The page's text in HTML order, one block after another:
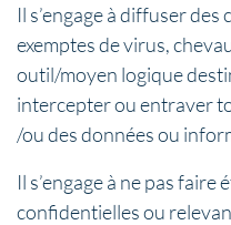
Il s’engage à diffuser
exemptes de virus,
outil/moyen logique
intercepter ou entraver
/ou des données ou
Il s’engage à ne pas
confidentielles ou